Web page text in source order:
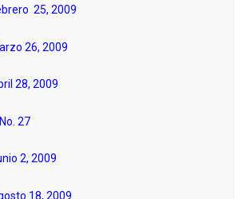
25, 2009
26, 2009
28, 2009
27
2, 2009
18, 2009